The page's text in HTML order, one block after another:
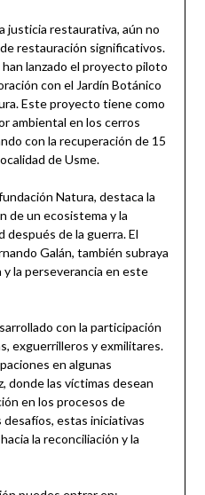
justicia restaurativa, aún no
restauración significativos.
lanzado el proyecto piloto
con el Jardín Botánico
Este proyecto tiene como
ambiental en los cerros
con la recuperación de 15
de Usme.
Natura, destaca la
de un ecosistema y la
después de la guerra. El
Galán, también subraya
y la perseverancia en este
con la participación
exguerrilleros y exmilitares.
en algunas
donde las víctimas desean
en los procesos de
desafíos, estas iniciativas
la reconciliación y la